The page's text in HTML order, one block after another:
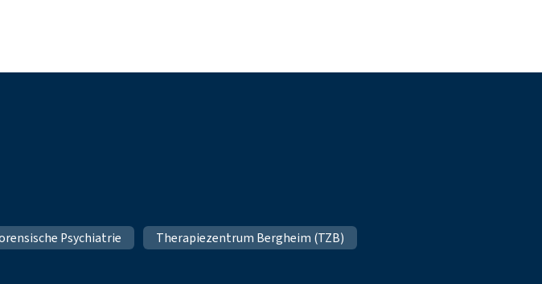
Psychiatrie
Therapiezentrum Bergheim (TZB)